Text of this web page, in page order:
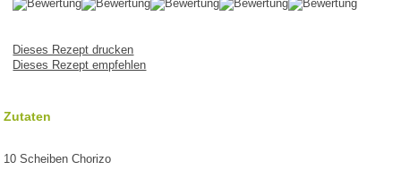
Dieses Rezept drucken
Dieses Rezept empfehlen
Zutaten
10 Scheiben Chorizo